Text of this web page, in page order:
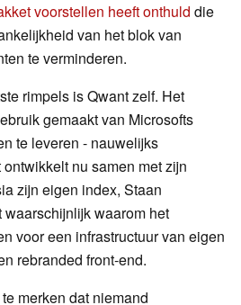
voorstellen heeft onthuld die
van het blok van
te verminderen.
rimpels is Qwant zelf. Het
gemaakt van Microsofts
te leveren - nauwelijks
nu samen met zijn
zijn eigen index, Staan
waarom het
voor een infrastructuur van eigen
rebranded front-end.
merken dat niemand